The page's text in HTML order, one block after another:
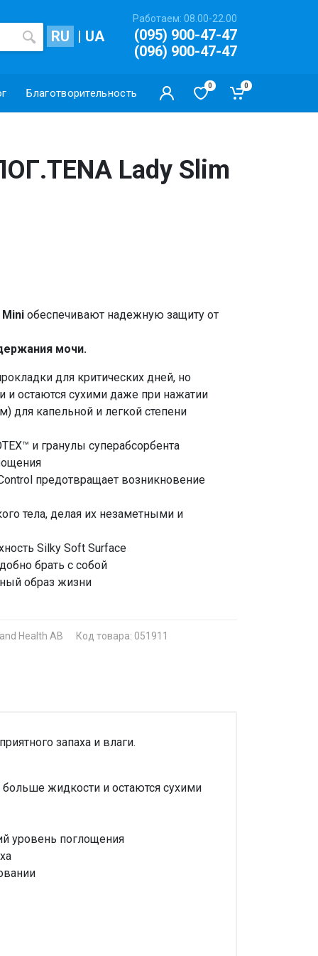
RU | UA
Работаем: 08.00-22.00
(095) 900-47-47
(096) 900-47-47
Благотворительность
0 0
Lady Slim
Mini обеспечивают надежную защиту от
мочи.
для критических дней, но
остаются сухими даже при нажатии
для капельной и легкой степени
и гранулы суперабсорбента
предотвращает возникновение
тела, делая их незаметными и
Silky Soft Surface
брать с собой
образ жизни
Health AB Код товара: 051911
запаха и влаги.
жидкости и остаются сухими
уровень поглощения